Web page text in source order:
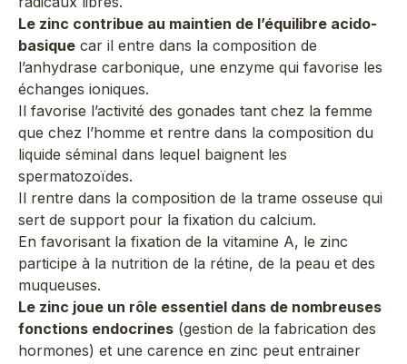
Le zinc contribue au maintien de l’équilibre acido-
basique car il entre dans la composition de
l’anhydrase carbonique, une enzyme qui favorise les
échanges ioniques.
Il favorise l’activité des gonades tant chez la femme
que chez l’homme et rentre dans la composition du
liquide séminal dans lequel baignent les
spermatozoïdes.
Il rentre dans la composition de la trame osseuse qui
sert de support pour la fixation du calcium.
En favorisant la fixation de la vitamine A, le zinc
participe à la nutrition de la rétine, de la peau et des
muqueuses.
Le zinc joue un rôle essentiel dans de nombreuses
fonctions endocrines (gestion de la fabrication des
hormones) et une carence en zinc peut entrainer